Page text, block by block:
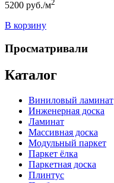
5200 руб./м2
В корзину
Просматривали
Каталог
Виниловый ламинат
Инженерная доска
Ламинат
Массивная доска
Модульный паркет
Паркет ёлка
Паркетная доска
Плинтус